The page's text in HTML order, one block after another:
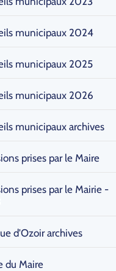
municipaux 2024
municipaux 2025
municipaux 2026
municipaux archives
prises par le Maire
prises par le Mairie -
d'Ozoir archives
du Maire